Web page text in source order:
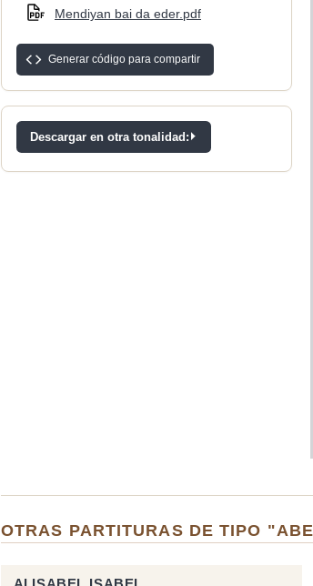
Mendiyan bai da eder.pdf
Generar código para compartir
Descargar en otra tonalidad:
OTRAS PARTITURAS DE TIPO